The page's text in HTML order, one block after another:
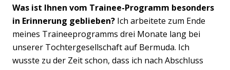
Was ist Ihnen vom Trainee-Programm besonders
in Erinnerung geblieben? Ich arbeitete zum Ende
meines Traineeprogramms drei Monate lang bei
unserer Tochtergesellschaft auf Bermuda. Ich
wusste zu der Zeit schon, dass ich nach Abschluss